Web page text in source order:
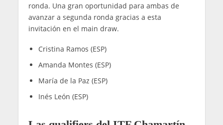
ronda. Una gran oportunidad para ambas de
avanzar a segunda ronda gracias a esta
invitación en el main draw.
Cristina Ramos (ESP)
Amanda Montes (ESP)
María de la Paz (ESP)
Inés León (ESP)